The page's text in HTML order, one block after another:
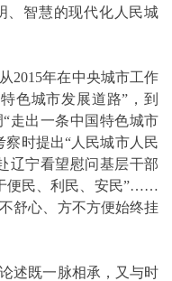
、智慧的现代化人民城
2015年在中央城市工作
色城市发展道路”，到
走出一条中国特色城市
察时提出“人民城市人民
辽宁看望慰问基层干部
便民、利民、安民”……
舒心、方不方便始终挂
述既一脉相承，又与时